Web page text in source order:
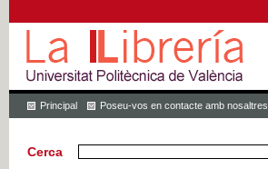
Principal Poseu-vos en contacte amb nosaltres
Cerca